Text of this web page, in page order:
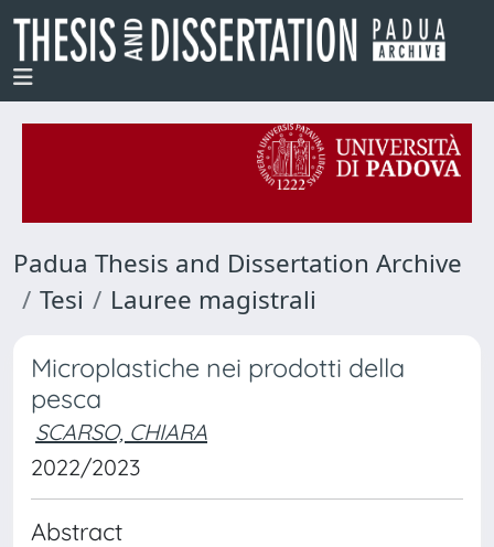
Padua Thesis and Dissertation Archive
Tesi
Lauree magistrali
Microplastiche nei prodotti della
pesca
SCARSO, CHIARA
2022/2023
Abstract